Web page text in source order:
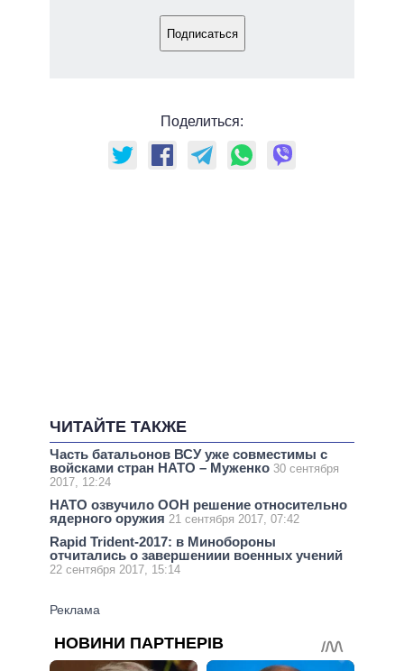
Подписаться
Поделиться:
ЧИТАЙТЕ ТАКЖЕ
Часть батальонов ВСУ уже совместимы с
войсками стран НАТО – Муженко 30 сентября
2017, 12:24
НАТО озвучило ООН решение относительно
ядерного оружия 21 сентября 2017, 07:42
Rapid Trident-2017: в Минобороны
отчитались о завершениии военных учений
22 сентября 2017, 15:14